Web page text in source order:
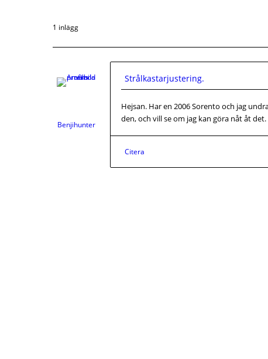
1 inlägg
Benjihunter
Strålkastarjustering.
Hejsan. Har en 2006 Sorento och jag
den, och vill se om jag kan göra nåt åt det.
Citera